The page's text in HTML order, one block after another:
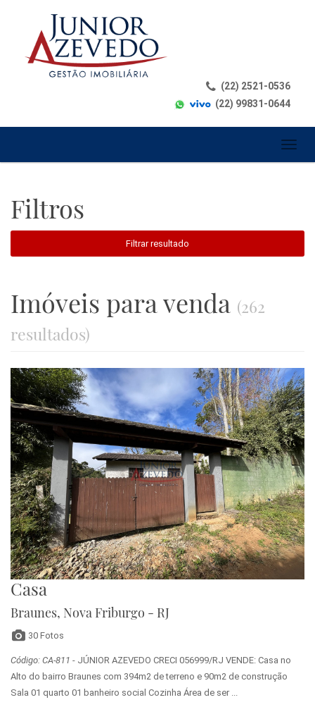
(22) 2521-0536
(22) 99831-0644
Filtros
Filtrar resultado
Imóveis para venda (262
resultados)
Casa
Braunes, Nova Friburgo - RJ
30 Fotos
Código: CA-811 - JÚNIOR AZEVEDO CRECI 056999/RJ VENDE: Casa no
Alto do bairro Braunes com 394m2 de terreno e 90m2 de construção
Sala 01 quarto 01 banheiro social Cozinha Área de ser ...